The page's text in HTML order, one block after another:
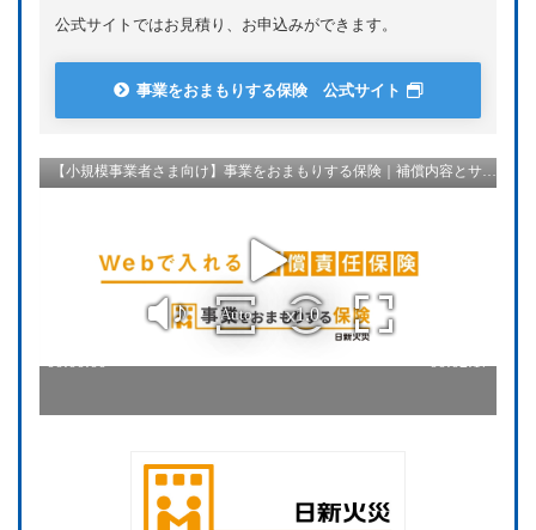
公式サイトではお見積り、お申込みができます。
事業をおまもりする保険 公式サイト